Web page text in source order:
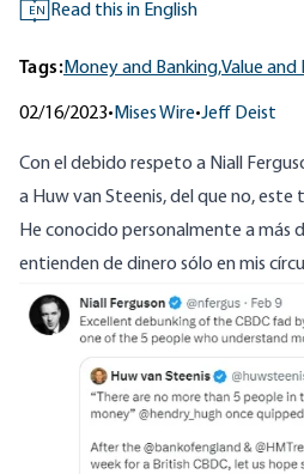
EN Read this in English
Tags:Money and Banking,Value and
02/16/2023• Mises Wire•Jeff Deist
Con el debido respeto a Niall
a Huw van Steenis, del que no,
He conocido personalmente a más
entienden de dinero sólo en mis
Image